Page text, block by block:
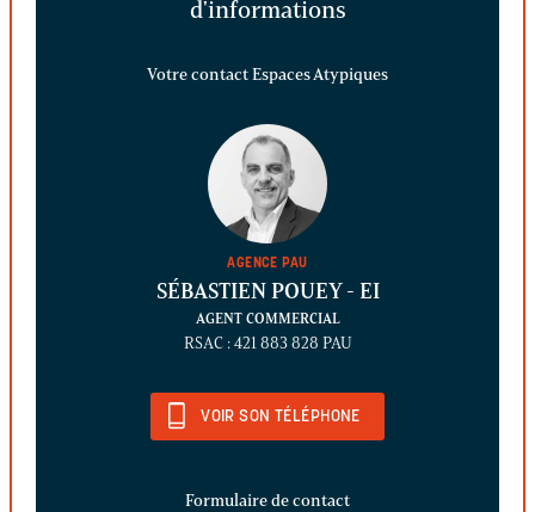
d'informations
Votre contact Espaces Atypiques
AGENCE PAU
SÉBASTIEN POUEY- EI
AGENT COMMERCIAL
RSAC : 421 883 828 PAU
VOIR SON TÉLÉPHONE
Formulaire de contact